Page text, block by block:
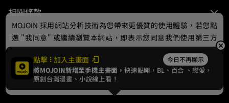
相關條款
聯絡我們
© 2024 gamania Digital Entertainment Co., Ltd.
點擊 加入主畫面 今日不再顯示
將MOJOIN新增至手機主畫面，快速點開，BL、 百合 、戀愛，
原創台灣漫畫、小說線上看！
MOJOIN 採用網站分析技術為您帶來更優質的使用體驗，若您點
選 "我同意" 或繼續瀏覽本網站，即表示您同意我們使用第三方
Cookie，欲瞭解更多資訊請見隱私權政策。
我同意